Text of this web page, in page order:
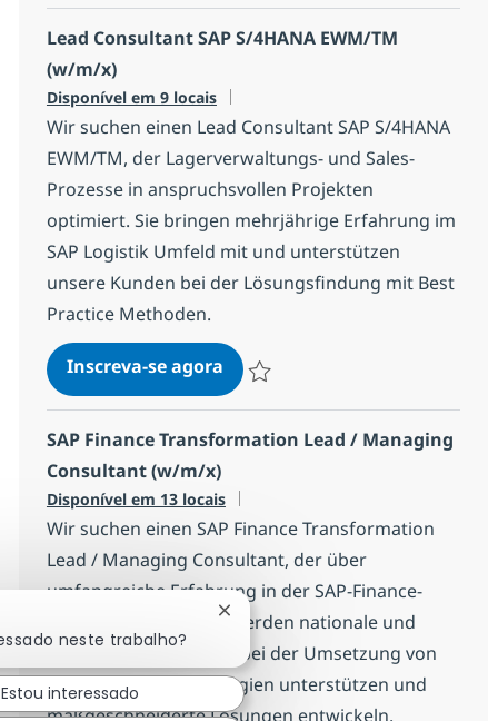
Lead Consultant SAP S/4HANA EWM/TM
(w/m/x)
Disponível em 9 locais
Wir suchen einen Lead Consultant SAP S/4HANA
EWM/TM, der Lagerverwaltungs- und Sales-
Prozesse in anspruchsvollen Projekten
optimiert. Sie bringen mehrjährige Erfahrung im
SAP Logistik Umfeld mit und unterstützen
unsere Kunden bei der Lösungsfindung mit Best
Practice Methoden.
Inscreva-se agoraLead Consultant SAP S/
SAP Finance Transformation Lead / Managing
Consultant (w/m/x)
Disponível em 13 locais
Wir suchen einen SAP Finance Transformation
Lead / Managing Consultant, der über
umfangreiche Erfahrung in der SAP-Finance-
Beratung verfügt. Sie werden nationale und
internationale Kunden bei der Umsetzung von
Transformationsstrategien unterstützen und
maßgeschneiderte Lösungen entwickeln.
neste trabalho?
Fechar notificação de chatbot
Estou interessado